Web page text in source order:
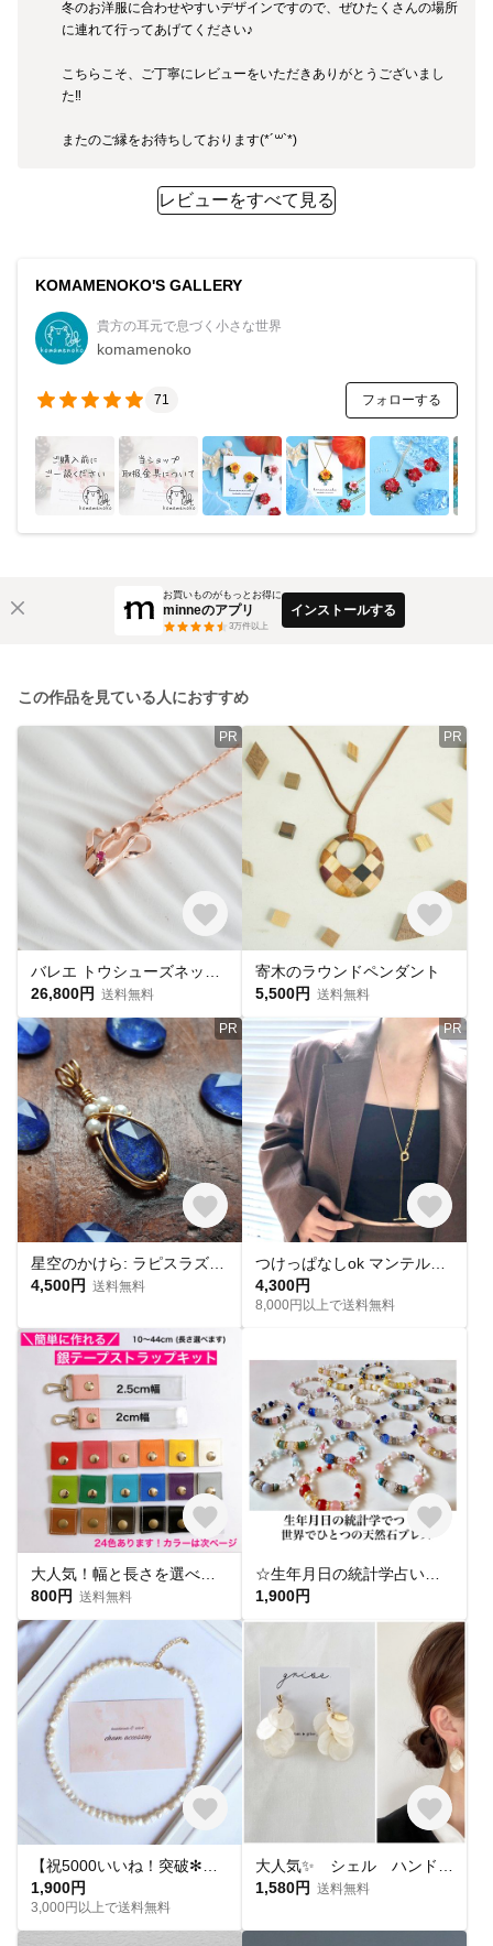
冬のお洋服に合わせやすいデザインですので、ぜひたくさんの場所
に連れて行ってあげてください♪
こちらこそ、ご丁寧にレビューをいただきありがとうございまし
た‼︎
またのご縁をお待ちしております(*´꒳`*)
レビューをすべて見る
KOMAMENOKO'S GALLERY
貴方の耳元で息づく小さな世界
komamenoko
71 フォローする
お買いものがもっとお得に
minneのアプリ
3万件以上
インストールする
この作品を見ている人におすすめ
PR
26,800円 送料無料
PR
寄木のラウンドペンダント
5,500円 送料無料
PR
4,500円 送料無料
PR
4,300円
8,000円以上で送料無料
800円 送料無料
1,900円
1,900円
3,000円以上で送料無料
1,580円 送料無料